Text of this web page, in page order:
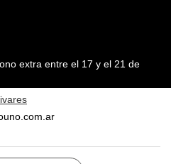
extra entre el 17 y el 21 de